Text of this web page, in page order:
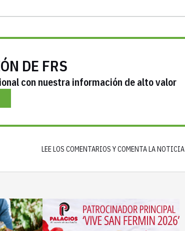
DE FRS
con nuestra información de alto valor
LEE LOS COMENTARIOS Y COMENTA LA NOTICIA